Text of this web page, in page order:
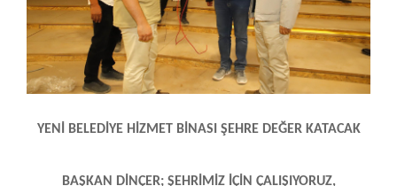
YENİ BELEDİYE HİZMET BİNASI ŞEHRE DEĞER KATACAK
BAŞKAN DİNÇER; ŞEHRİMİZ İÇİN ÇALIŞIYORUZ,